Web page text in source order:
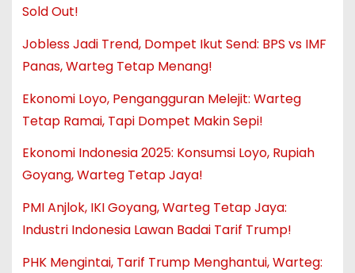
Sold Out!
Jobless Jadi Trend, Dompet Ikut Send: BPS vs IMF
Panas, Warteg Tetap Menang!
Ekonomi Loyo, Pengangguran Melejit: Warteg
Tetap Ramai, Tapi Dompet Makin Sepi!
Ekonomi Indonesia 2025: Konsumsi Loyo, Rupiah
Goyang, Warteg Tetap Jaya!
PMI Anjlok, IKI Goyang, Warteg Tetap Jaya:
Industri Indonesia Lawan Badai Tarif Trump!
PHK Mengintai, Tarif Trump Menghantui, Warteg: